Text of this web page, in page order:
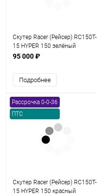
Скутер Racer (Рейсер) RC150T-
15 HYPER 150 зелёный
95 000 ₽
Подробнее
Рассрочка 0-0-36
ПТС
Скутер Racer (Рейсер) RC150T-
15 HYPER 150 красный